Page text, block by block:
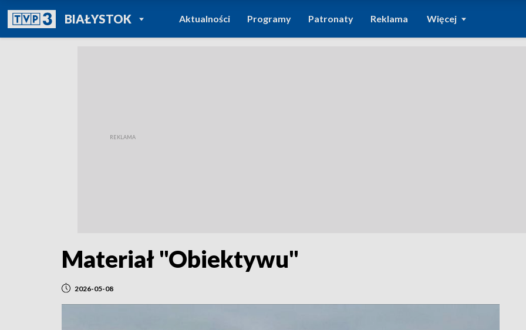
BIAŁYSTOKPOWRÓT DO
TVP REGIONY
Aktualności Programy Patronaty Reklama Więcej
Materiał "Obiektywu"
2026-05-08